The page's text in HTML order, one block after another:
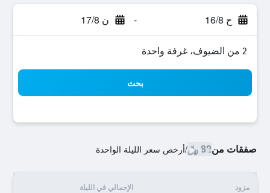
ح 16/8 - ن 17/8
2 من الضيوف، غرفة واحدة
بحث
صفقات من82 ﷼ /أرخص سعر الليلة الواحدة
مزود الإجمالي في الليلة